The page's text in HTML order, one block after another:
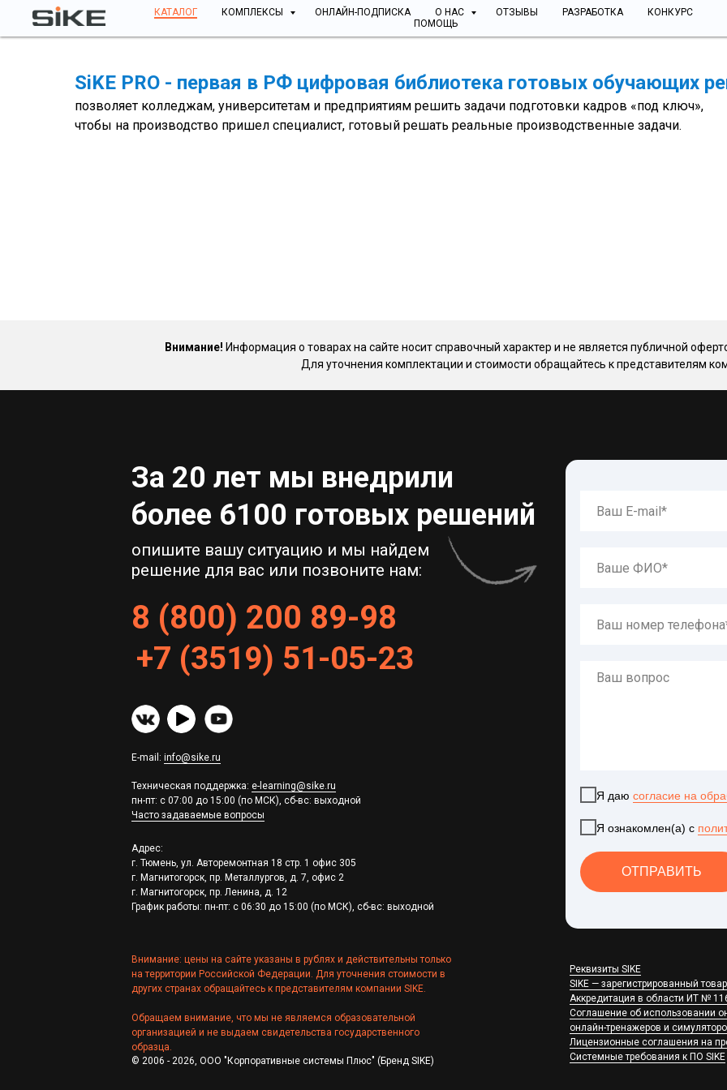
КАТАЛОГ КОМПЛЕКСЫ ОНЛАЙН-ПОДПИСКА О НАС ОТЗЫВЫ РАЗРАБОТКА
КОНКУРС
ПОМОЩЬ
SiKE PRO - первая в РФ цифровая библиотека готовых обучающих
позволяет колледжам, университетам и предприятиям решить задачи подготовки кадров «под ключ»,
чтобы на производство пришел специалист, готовый решать реальные производственные задачи.
Внимание! Информация о товарах на сайте носит справочный характер и не является публичной
Для уточнения комплектации и стоимости обращайтесь к представителям
8 (800) 200 89-98
За 20 лет мы внедрили
более 6100 готовых решений
+7 (3519) 51-05-23
E-mail: info@sike.ru
опишите вашу ситуацию и мы найдем
решение для вас или позвоните нам:
Адрес:
г. Тюмень, ул. Авторемонтная 18 стр. 1 офис 305
г. Магнитогорск, пр. Металлургов, д. 7, офис 2
г. Магнитогорск, пр. Ленина, д. 12
График работы: пн-пт: с 06:30 до 15:00 (по МСК), сб-вс: выходной
Реквизиты SIKE
SIKE — зарегистрированный
Аккредитация в области ИТ №
Соглашение об использовании
онлайн-тренажеров и
Лицензионные соглашения на
Системные требования к ПО SIKE
Техническая поддержка: e-learning@sike.ru
пн-пт: с 07:00 до 15:00 (по МСК), сб-вс: выходной
Часто задаваемые вопросы
Внимание: цены на сайте указаны в рублях и действительны только
на территории Российской Федерации. Для уточнения стоимости в
других странах обращайтесь к представителям компании SIKE.
Обращаем внимание, что мы не являемся образовательной
организацией и не выдаем свидетельства государственного
образца.
© 2006 - 2026, ООО "Корпоративные системы Плюс" (Бренд SIKE)
Я даю согласие на
Я ознакомлен(а) с
ОТПРАВИТЬ